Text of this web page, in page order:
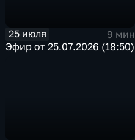
25 июля
9 мин
Эфир от 25.07.2026 (18:50)